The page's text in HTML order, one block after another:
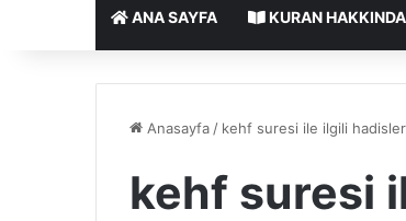
ANA SAYFA KURAN HAKKINDA
Anasayfa / kehf suresi ile ilgili hadisler
kehf suresi